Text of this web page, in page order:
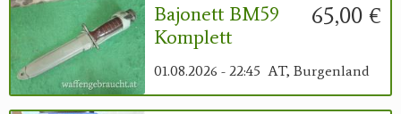
65,00 €
Bajonett BM59
Komplett
01.08.2026 - 22:45 AT, Burgenland